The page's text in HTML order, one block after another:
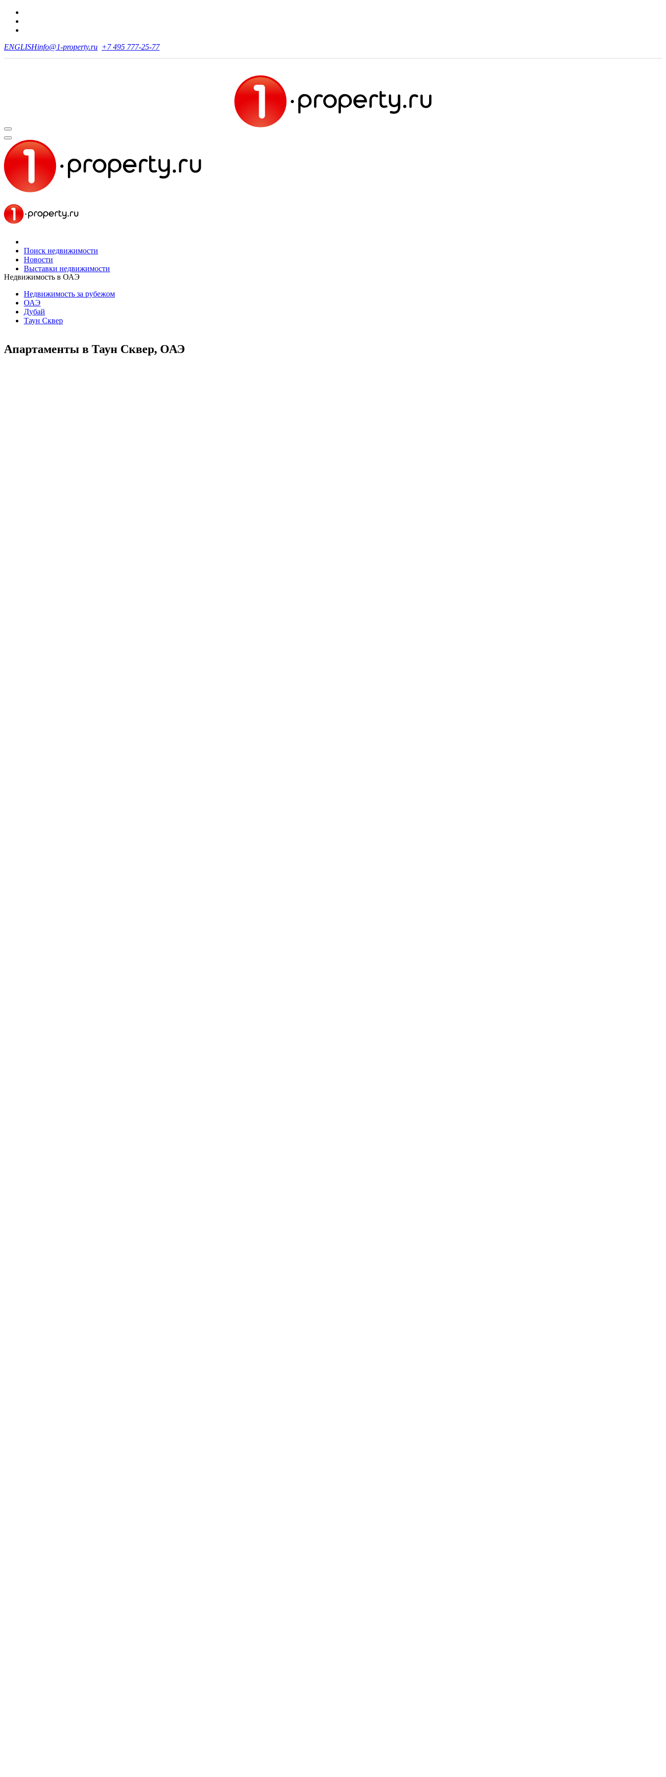
ENGLISHinfo@1-property.ru +7 495 777-25-77
Поиск недвижимости
Новости
Выставки недвижимости
Недвижимость в ОАЭ
Недвижимость за рубежом
ОАЭ
Дубай
Таун Сквер
Апартаменты в Таун Сквер, ОАЭ